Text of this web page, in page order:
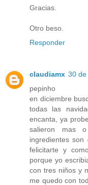
Gracias.
Otro beso.
Responder
claudiamx 30 de
pepinho
en diciembre
todas las
encanta, ya
salieron mas
ingredientes
felicitarte y
porque yo
con tres niños y
me quedo con